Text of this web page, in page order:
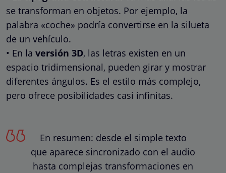
se transforman en objetos. Por ejemplo, la
palabra «coche» podría convertirse en la silueta
de un vehículo.
• En la versión 3D, las letras existen en un
espacio tridimensional, pueden girar y mostrar
diferentes ángulos. Es el estilo más complejo,
pero ofrece posibilidades casi infinitas.
En resumen: desde el simple texto
que aparece sincronizado con el audio
hasta complejas transformaciones en